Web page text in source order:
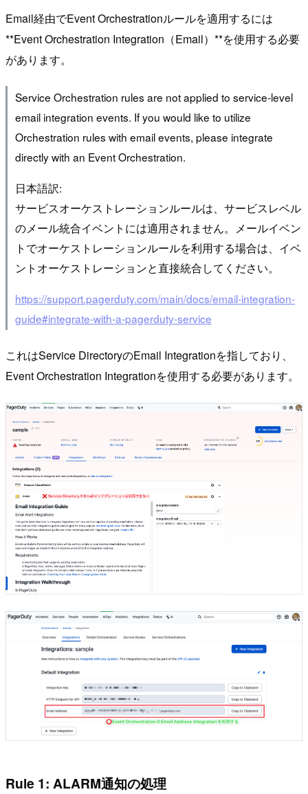
Email経由でEvent Orchestrationルールを適用するには
**Event Orchestration Integration（Email）**を使用する必要
があります。
Service Orchestration rules are not applied to service-level
email integration events. If you would like to utilize
Orchestration rules with email events, please integrate
directly with an Event Orchestration.
日本語訳:
サービスオーケストレーションルールは、サービスレベル
のメール統合イベントには適用されません。メールイベン
トでオーケストレーションルールを利用する場合は、イベ
ントオーケストレーションと直接統合してください。
https://support.pagerduty.com/main/docs/email-integration-
guide#integrate-with-a-pagerduty-service
これはService DirectoryのEmail Integrationを指しており、
Event Orchestration Integrationを使用する必要があります。
Rule 1: ALARM通知の処理